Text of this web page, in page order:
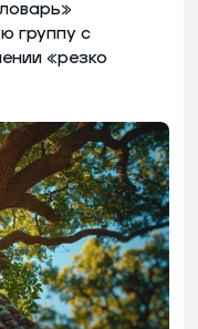
группу с
«резко